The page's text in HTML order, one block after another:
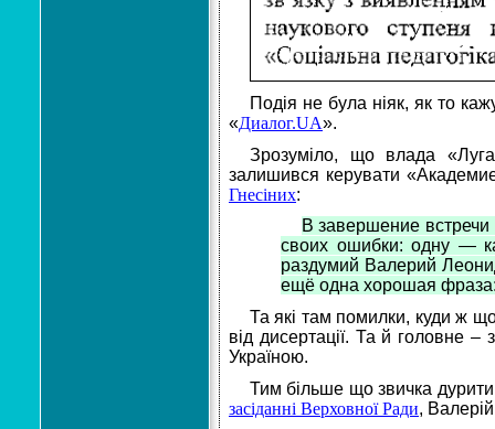
Подія не була ніяк, як то
«Диалог.UA».
Зрозуміло, що влада
залишився керувати
Гнесіних:
В завершение встречи
своих ошибки: одну —
раздумий Валерий
ещё одна хорошая фраза:
Та які там помилки, куди ж
від дисертації. Та й головне –
Україною.
Тим більше що звичка дурити
засіданні Верховної Ради,